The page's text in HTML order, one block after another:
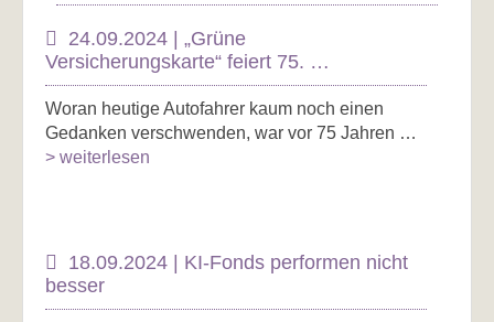
24.09.2024 | „Grüne
Versicherungskarte“ feiert 75. …
Woran heutige Autofahrer kaum noch einen
Gedanken verschwenden, war vor 75 Jahren …
> weiterlesen
18.09.2024 | KI-Fonds performen nicht
besser